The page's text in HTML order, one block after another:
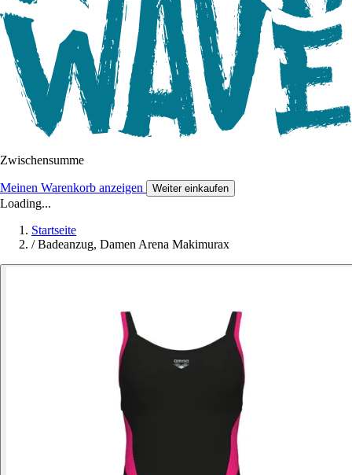
Zwischensumme
Meinen Warenkorb anzeigen Weiter einkaufen
Loading...
Startseite
/ Badeanzug, Damen Arena Makimurax